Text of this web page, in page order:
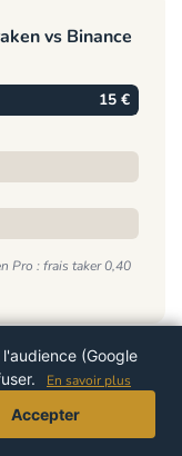
vs Binance
15 €
Pro : frais taker 0,40
évitable en
(Google
En savoir plus
Accepter